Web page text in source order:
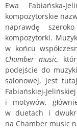
Ewa Fabiańska-
kompozytorskie
naprawdę
kompozytorki.
w końcu
Chamber music,
podejście do
salonowej, jest
Fabiańskiej-
i motywów,
w duetach i
na Chamber music